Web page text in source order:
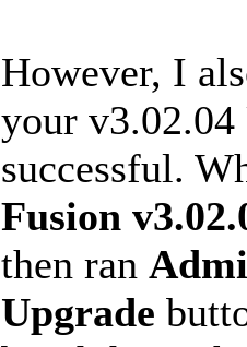
However, I
your v3.02.04
successful.
Fusion
then ran
Upgrade